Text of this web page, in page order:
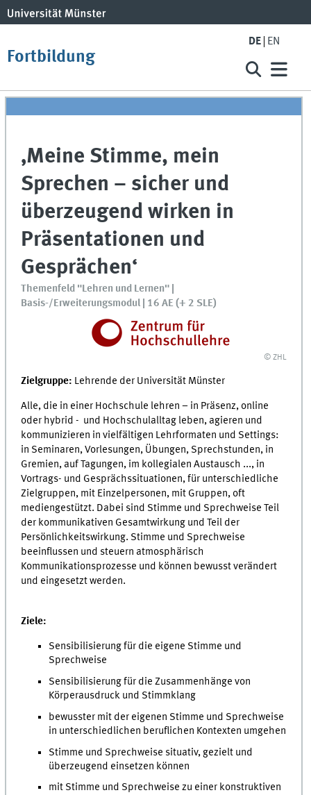
Fortbildung
DE EN
‚Meine Stimme, mein
Sprechen – sicher und
überzeugend wirken in
Präsentationen und
Gesprächen‘
Themenfeld "Lehren und Lernen" |
Basis-/Erweiterungsmodul | 16 AE (+ 2 SLE)
© ZHL
Zielgruppe: Lehrende der Universität Münster
Alle, die in einer Hochschule lehren – in Präsenz, online
oder hybrid - und Hochschulalltag leben, agieren und
kommunizieren in vielfältigen Lehrformaten und Settings:
in Seminaren, Vorlesungen, Übungen, Sprechstunden, in
Gremien, auf Tagungen, im kollegialen Austausch ..., in
Vortrags- und Gesprächssituationen, für unterschiedliche
Zielgruppen, mit Einzelpersonen, mit Gruppen, oft
mediengestützt. Dabei sind Stimme und Sprechweise Teil
der kommunikativen Gesamtwirkung und Teil der
Persönlichkeitswirkung. Stimme und Sprechweise
beeinflussen und steuern atmosphärisch
Kommunikationsprozesse und können bewusst verändert
und eingesetzt werden.
Ziele:
Sensibilisierung für die eigene Stimme und
Sprechweise
Sensibilisierung für die Zusammenhänge von
Körperausdruck und Stimmklang
bewusster mit der eigenen Stimme und Sprechweise
in unterschiedlichen beruflichen Kontexten umgehen
Stimme und Sprechweise situativ, gezielt und
überzeugend einsetzen können
mit Stimme und Sprechweise zu einer konstruktiven